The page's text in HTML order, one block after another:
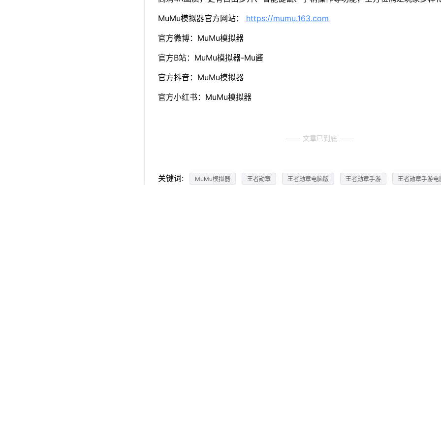
MuMu模拟器官方网站： https://mumu.163.com
官方微博：MuMu模拟器
官方B站：MuMu模拟器-Mu酱
官方抖音：MuMu模拟器
官方小红书：MuMu模拟器
文章已到底
关键词: MuMu模拟器 王者勋章 王者勋章电脑版 王者勋章手游 王者勋章手游电